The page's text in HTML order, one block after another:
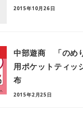
2015年10月26日
中部遊商 「のめ
用ポケットティッ
布
2015年2月25日